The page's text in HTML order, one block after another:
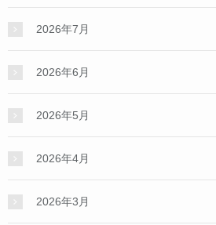
2026年7月
2026年6月
2026年5月
2026年4月
2026年3月